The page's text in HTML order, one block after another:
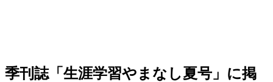
季刊誌「生涯学習やまなし夏号」に掲